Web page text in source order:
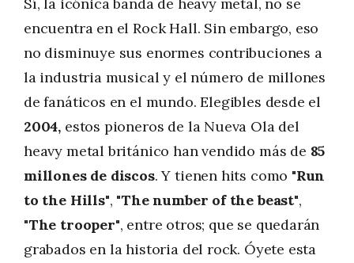
encuentra en el Rock Hall. Sin embargo, eso
no disminuye sus enormes contribuciones a
la industria musical y el número de millones
de fanáticos en el mundo. Elegibles desde el
2004, estos pioneros de la Nueva Ola del
heavy metal británico han vendido más de 85
millones de discos. Y tienen hits como "Run
to the Hills", "The number of the beast",
"The trooper", entre otros; que se quedarán
grabados en la historia del rock. Óyete esta